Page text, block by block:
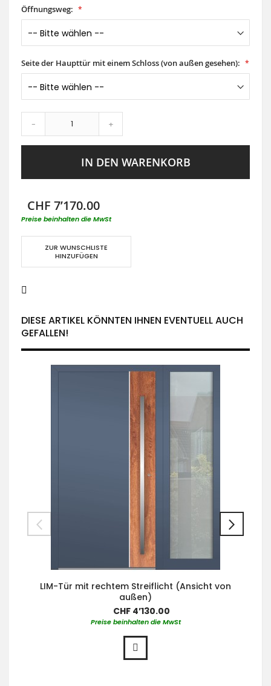
Öffnungsweg:
Seite der Haupttür mit einem Schloss (von außen gesehen):
- +
IN DEN WARENKORB
CHF 7’170.00
Preise beinhalten die MwSt
ZUR WUNSCHLISTE
HINZUFÜGEN
DIESE ARTIKEL KÖNNTEN IHNEN EVENTUELL AUCH
GEFALLEN!
LIM-Tür mit rechtem Streiflicht (Ansicht von
außen)
CHF 4’130.00
Preise beinhalten die MwSt